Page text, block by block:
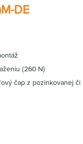
DE
(260 N)
čap z pozinkovanej